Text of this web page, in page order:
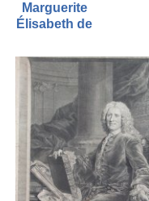
Marguerite
Élisabeth de